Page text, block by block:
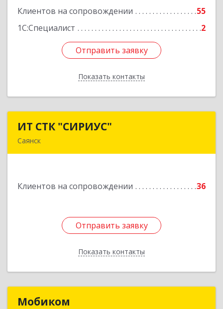
Клиентов на сопровождении
55
1С:Специалист
2
Отправить заявку
Показать контакты
Подробнее
Отправить заявку
Назад
ИТ СТК "СИРИУС"
Саянск
Клиентов на сопровождении 36
Отправить заявку
Показать контакты
ИТ СТК "СИРИУС"
Подробнее
Отправить заявку
Назад
Мобиком